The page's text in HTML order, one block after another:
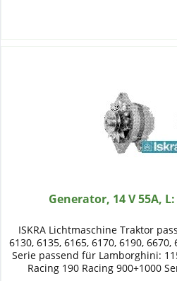
Generator, 14 V 55A,
ISKRA Lichtmaschine Traktor
6130, 6135, 6165, 6170, 6190,
Serie passend für Lamborghini:
Racing 190 Racing 900+1000